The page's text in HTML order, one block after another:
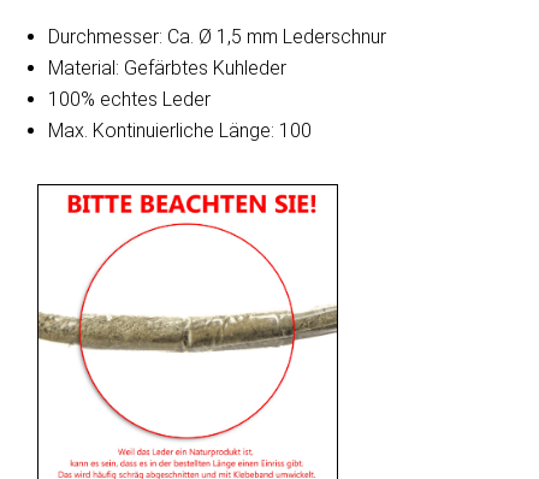
Durchmesser: Ca. Ø 1,5 mm Lederschnur
Material: Gefärbtes Kuhleder
100% echtes Leder
Max. Kontinuierliche Länge: 100